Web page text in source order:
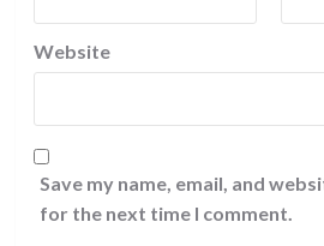
Website
Save my name, email, and
for the next time I comment.